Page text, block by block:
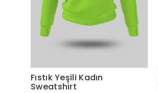
Fıstık Yeşili Kadın
Sweatshirt